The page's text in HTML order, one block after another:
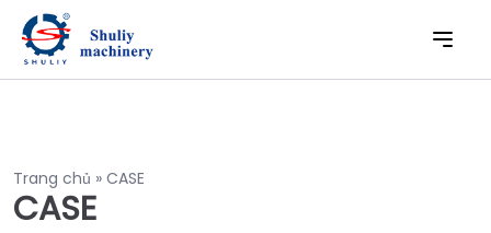
Trang chủ » CASE
CASE